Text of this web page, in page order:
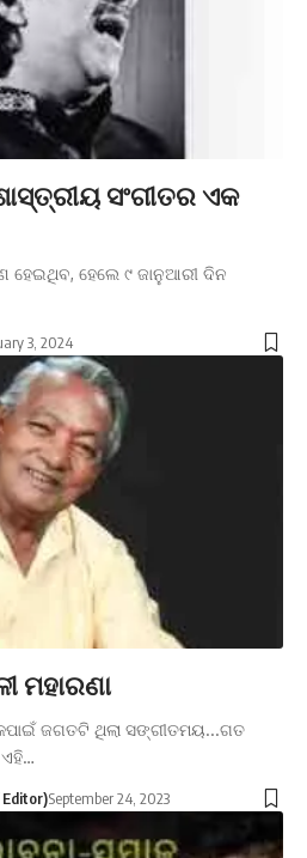
ସଂଗୀତର ଏକ
ହେଇଥିବ, ହେଲେ ୯ ଜାନୁଆରୀ ଦିନ
3, 2024
ମହାରଣା
ଜଗତଟି ଥିଲା ସଙ୍ଗୀତମୟ...ଗତ
September 24, 2023